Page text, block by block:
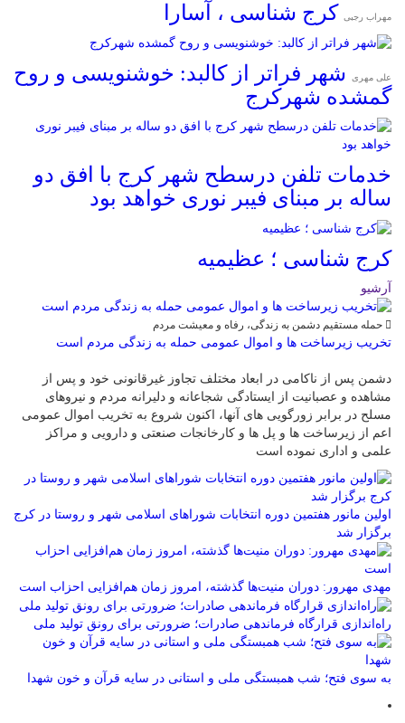
مهراب رجبی کرج شناسی ، آسارا
علی مهری
شهر فراتر از کالبد: خوشنویسی و روح
گمشده شهرکرج
خدمات تلفن درسطح شهر کرج با افق دو
ساله بر مبنای فیبر نوری خواهد بود
کرج شناسی ؛ عظیمیه
آرشیو
حمله مستقیم دشمن به زندگی، رفاه و معیشت مردم
تخریب زیرساخت ها و اموال عمومی حمله به زندگی مردم است
دشمن پس از ناکامی در ابعاد مختلف تجاوز غیرقانونی خود و پس از
مشاهده و عصبانیت از ایستادگی شجاعانه و دلیرانه مردم و نیروهای
مسلح در برابر زورگویی های آنها، اکنون شروع به تخریب اموال عمومی
اعم از زیرساخت ها و پل ها و کارخانجات صنعتی و دارویی و مراکز
علمی و اداری نموده است
اولین مانور هفتمین دوره انتخابات شوراهای اسلامی شهر و روستا در کرج
برگزار شد
مهدی مهرور: دوران منیت‌ها گذشته، امروز زمان هم‌افزایی احزاب است
راه‌اندازی قرارگاه فرماندهی صادرات؛ ضرورتی برای رونق تولید ملی
به سوی فتح؛ شب همبستگی ملی و استانی در سایه قرآن و خون شهدا